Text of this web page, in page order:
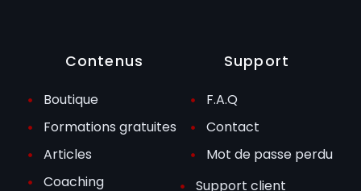
Contenus
Boutique
Formations gratuites
Articles
Coaching
Support
F.A.Q
Contact
Mot de passe perdu
Support client